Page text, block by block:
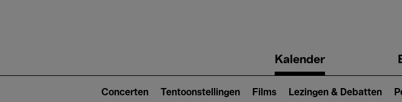
navigationKalender
Concerten Tentoonstellingen Films Lezingen & Debatten